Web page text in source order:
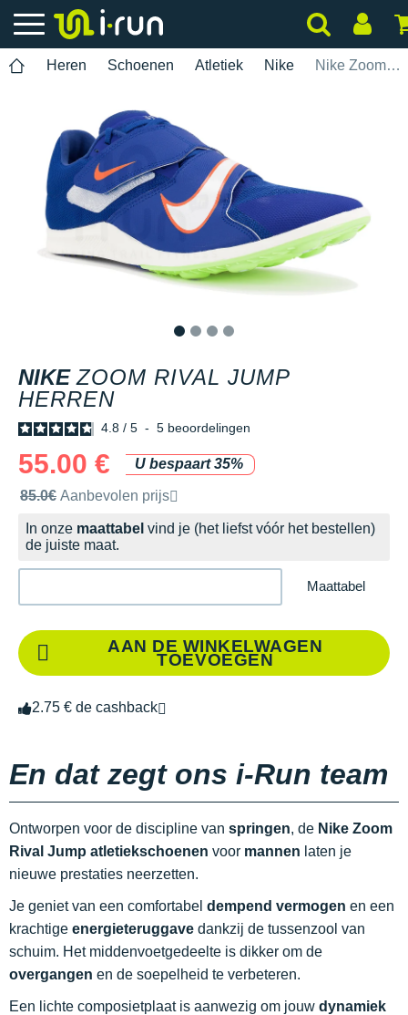
Heren Schoenen Atletiek Nike Nike Zoom Rival Jump Herren
NIKE ZOOM RIVAL JUMP
HERREN
4.8 / 5 - 5 beoordelingen
55.00 €
U bespaart 35%
Door het merk aanbevolen verkoopprijs
85.0€ Aanbevolen prijs
In onze maattabel vind je (het liefst vóór het bestellen)
de juiste maat.
Maattabel
AAN DE WINKELWAGEN
TOEVOEGEN
2.75 € de cashback
En dat zegt ons i-Run team
Ontworpen voor de discipline van springen, de Nike Zoom
Rival Jump atletiekschoenen voor mannen laten je
nieuwe prestaties neerzetten.
Je geniet van een comfortabel dempend vermogen en een
krachtige energieteruggave dankzij de tussenzool van
schuim. Het middenvoetgedeelte is dikker om de
overgangen en de soepelheid te verbeteren.
Een lichte composietplaat is aanwezig om jouw dynamiek